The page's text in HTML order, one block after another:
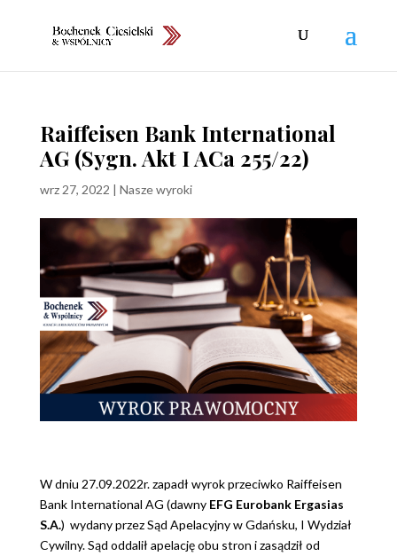
Raiffeisen Bank International
AG (Sygn. Akt I ACa 255/22)
wrz 27, 2022 | Nasze wyroki
W dniu 27.09.2022r. zapadł wyrok przeciwko Raiffeisen
Bank International AG (dawny EFG Eurobank Ergasias
S.A.) wydany przez Sąd Apelacyjny w Gdańsku, I Wydział
Cywilny. Sąd oddalił apelację obu stron i zasądził od